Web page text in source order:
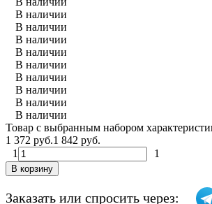
В наличии
В наличии
В наличии
В наличии
В наличии
В наличии
В наличии
В наличии
В наличии
Товар с выбранным набором
1 372 руб.1 842 руб.
1
1
В корзину
Заказать или спросить через: